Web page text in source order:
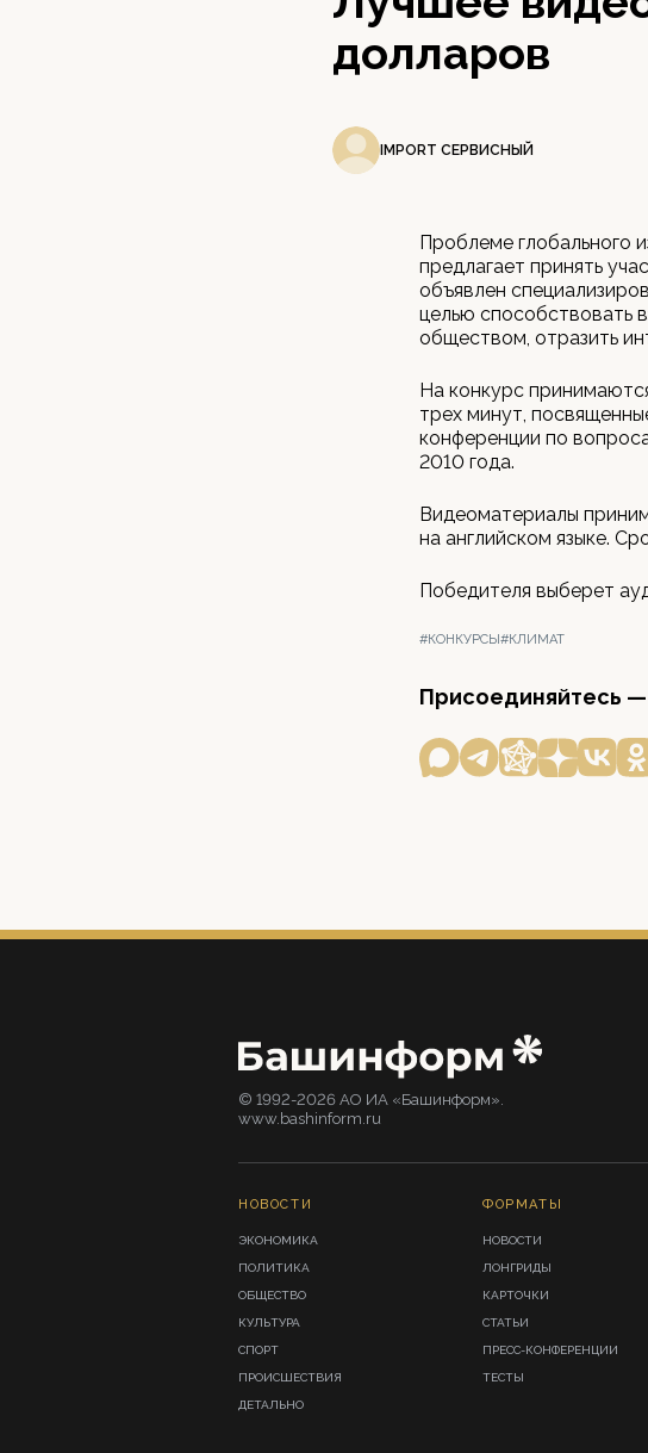
долларов
IMPORT СЕРВИСНЫЙ
Проблеме глобального
предлагает принять
объявлен
целью
обществом, отразить
На конкурс
трех минут,
конференции по
2010 года.
Видеоматериалы
на английском языке.
Победителя выберет
#КОНКУРСЫ#КЛИМАТ
Присоединяйтесь
© 1992-2026 АО ИА «Башинформ».
www.bashinform.ru
НОВОСТИ
ЭКОНОМИКА
ПОЛИТИКА
ОБЩЕСТВО
КУЛЬТУРА
СПОРТ
ПРОИСШЕСТВИЯ
ДЕТАЛЬНО
ФОРМАТЫ
НОВОСТИ
ЛОНГРИДЫ
КАРТОЧКИ
СТАТЬИ
ПРЕСС-КОНФЕРЕНЦИИ
ТЕСТЫ